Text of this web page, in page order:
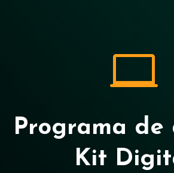
Programa de
Kit